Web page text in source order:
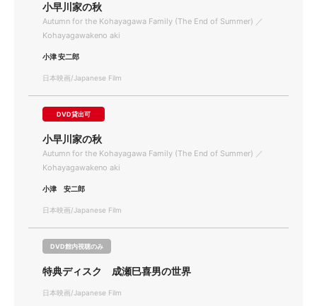
小早川家の秋
Autumn for the Kohayagawa Family (The End of Summer) ／
Kohayagawakeno aki
小津 安二郎
日本映画/Japanese Film
DVD貸出可
小早川家の秋
Autumn for the Kohayagawa Family (The End of Summer) ／
Kohayagawakeno aki
小津 安二郎
日本映画/Japanese Film
DVD館内視聴のみ
特典ディスク 成瀬巳喜男の世界
日本映画/Japanese Film